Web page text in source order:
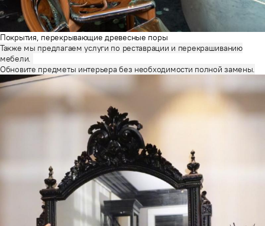
Покрытия, перекрывающие древесные поры
Также мы предлагаем услуги по реставрации и перекрашиванию
мебели.
Обновите предметы интерьера без необходимости полной замены.